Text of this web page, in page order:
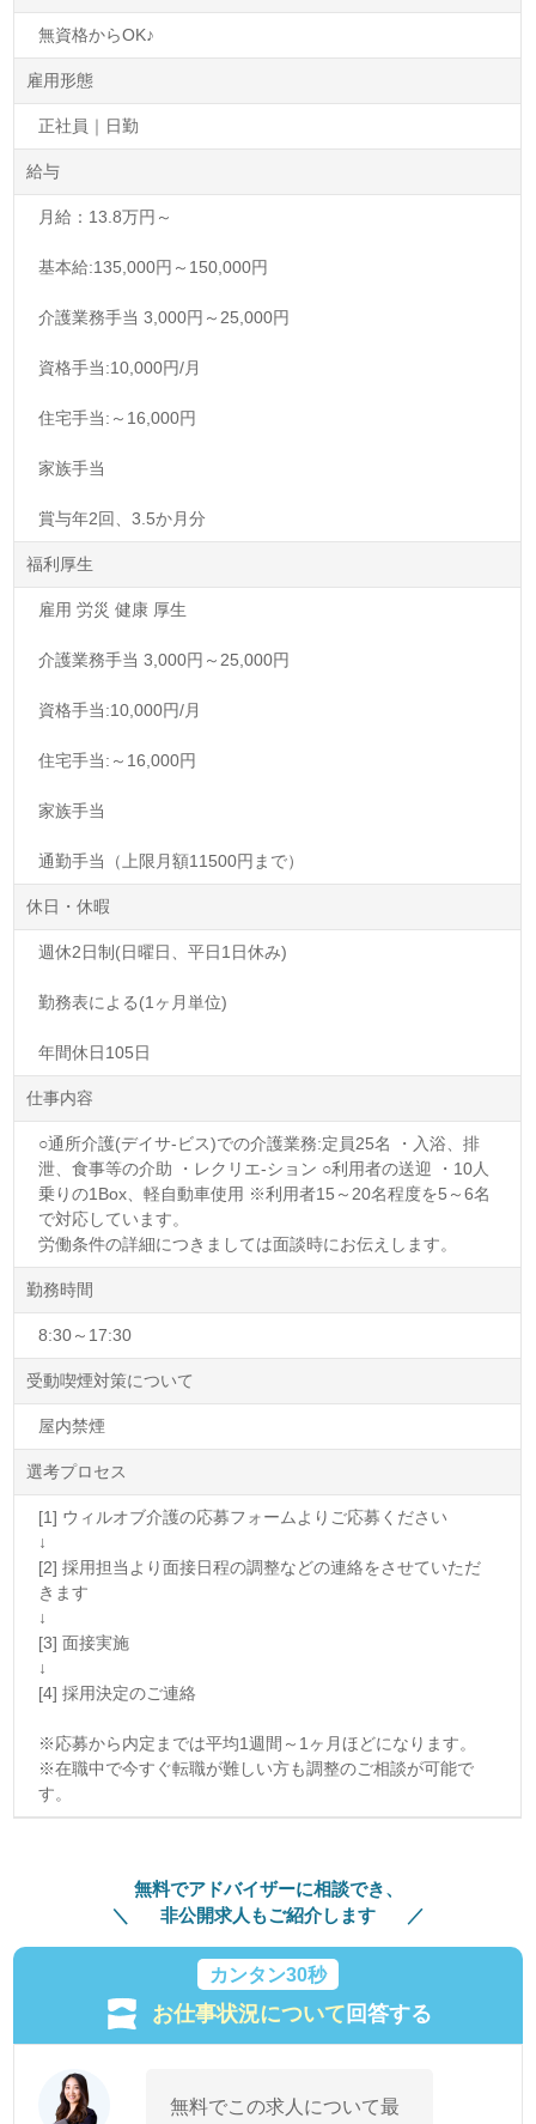
無資格からOK♪
雇用形態
正社員｜日勤
給与
月給：13.8万円～
基本給:135,000円～150,000円
介護業務手当 3,000円～25,000円
資格手当:10,000円/月
住宅手当:～16,000円
家族手当
賞与年2回、3.5か月分
福利厚生
雇用 労災 健康 厚生
介護業務手当 3,000円～25,000円
資格手当:10,000円/月
住宅手当:～16,000円
家族手当
通勤手当（上限月額11500円まで）
休日・休暇
週休2日制(日曜日、平日1日休み)
勤務表による(1ヶ月単位)
年間休日105日
仕事内容
○通所介護(デイサ-ビス)での介護業務:定員25名 ・入浴、排
泄、食事等の介助 ・レクリエ-ション ○利用者の送迎 ・10人
乗りの1Box、軽自動車使用 ※利用者15～20名程度を5～6名
で対応しています。
労働条件の詳細につきましては面談時にお伝えします。
勤務時間
8:30～17:30
受動喫煙対策について
屋内禁煙
選考プロセス
[1] ウィルオブ介護の応募フォームよりご応募ください
↓
[2] 採用担当より面接日程の調整などの連絡をさせていただ
きます
↓
[3] 面接実施
↓
[4] 採用決定のご連絡
※応募から内定までは平均1週間～1ヶ月ほどになります。
※在職中で今すぐ転職が難しい方も調整のご相談が可能で
す。
無料でアドバイザーに相談でき、
非公開求人もご紹介します
カンタン30秒
お仕事状況について回答する
無料でこの求人について最